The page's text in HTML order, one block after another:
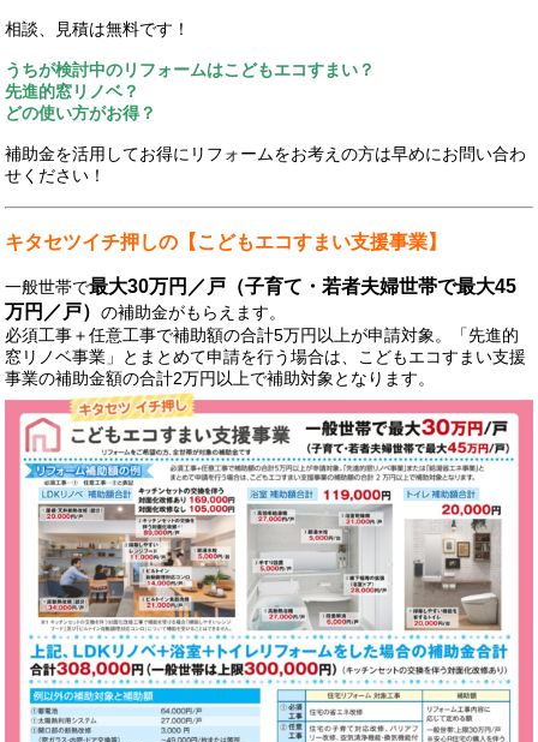
相談、見積は無料です！
うちが検討中のリフォームはこどもエコすまい？
先進的窓リノベ？
どの使い方がお得？
補助金を活用してお得にリフォームをお考えの方は早めにお問い合わ
せください！
キタセツイチ押しの【こどもエコすまい支援事業】
一般世帯で最大30万円／戸（子育て・若者夫婦世帯で最大45
万円／戸）の補助金がもらえます。
必須工事＋任意工事で補助額の合計5万円以上が申請対象。「先進的
窓リノベ事業」とまとめて申請を行う場合は、こどもエコすまい支援
事業の補助金額の合計2万円以上で補助対象となります。